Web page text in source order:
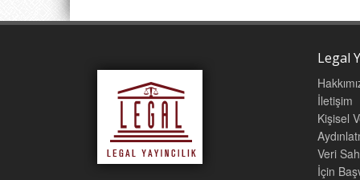
Legal
İletişim
Kişisel
Veri
İçin